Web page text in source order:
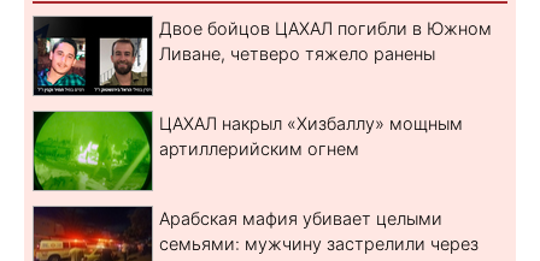
Двое бойцов ЦАХАЛ погибли в Южном
Ливане, четверо тяжело ранены
ЦАХАЛ накрыл «Хизбаллу» мощным
артиллерийским огнем
Арабская мафия убивает целыми
семьями: мужчину застрелили через